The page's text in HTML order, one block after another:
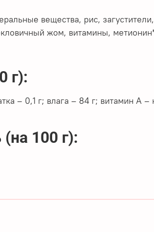
вещества, рис,
жом, витамины,
г):
– 0,1 г; влага – 84 г; витамин А
100 г):